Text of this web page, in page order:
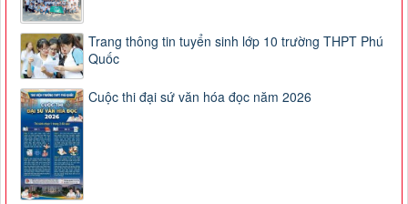
Trang thông tin tuyển sinh lớp 10 trường THPT Phú
Quốc
Cuộc thi đại sứ văn hóa đọc năm 2026